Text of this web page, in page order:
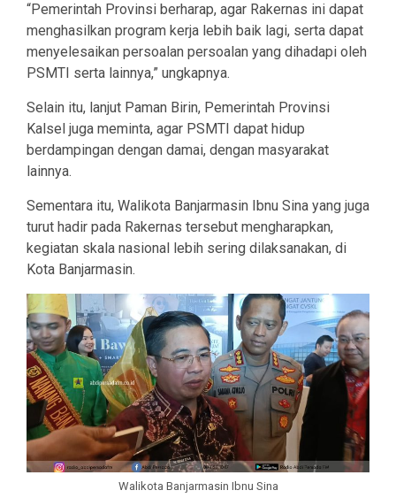
“Pemerintah Provinsi berharap, agar Rakernas ini dapat
menghasilkan program kerja lebih baik lagi, serta dapat
menyelesaikan persoalan persoalan yang dihadapi oleh
PSMTI serta lainnya,” ungkapnya.
Selain itu, lanjut Paman Birin, Pemerintah Provinsi
Kalsel juga meminta, agar PSMTI dapat hidup
berdampingan dengan damai, dengan masyarakat
lainnya.
Sementara itu, Walikota Banjarmasin Ibnu Sina yang juga
turut hadir pada Rakernas tersebut mengharapkan,
kegiatan skala nasional lebih sering dilaksanakan, di
Kota Banjarmasin.
Walikota Banjarmasin Ibnu Sina